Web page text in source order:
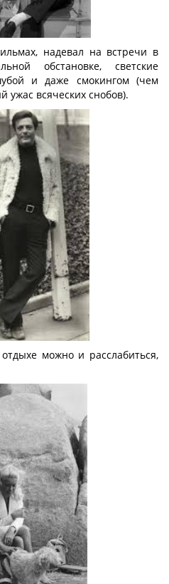
надевал на встречи в
обстановке, светские
и даже смокингом (чем
всяческих снобов).
можно и расслабиться,